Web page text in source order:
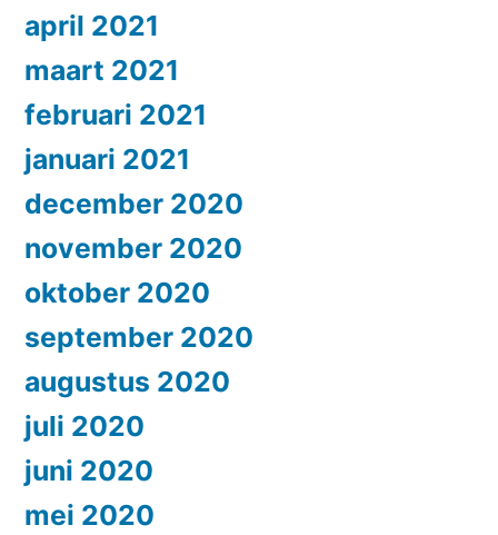
april 2021
maart 2021
februari 2021
januari 2021
december 2020
november 2020
oktober 2020
september 2020
augustus 2020
juli 2020
juni 2020
mei 2020